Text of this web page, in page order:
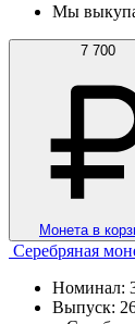
Мы
7 700
Монета в
Серебряная
Номинал:
Выпуск: